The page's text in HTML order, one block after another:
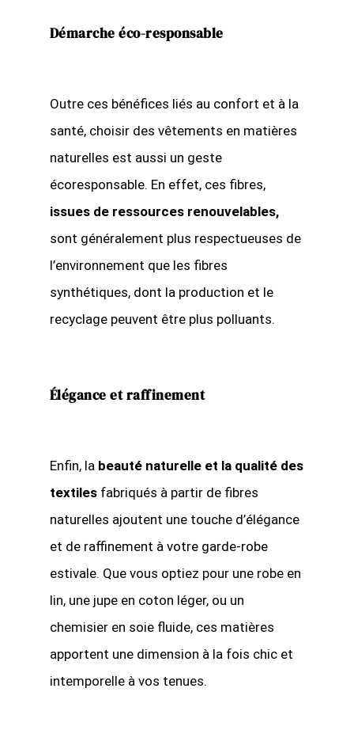
Démarche éco-responsable
Outre ces bénéfices liés au confort et à la
santé, choisir des vêtements en matières
naturelles est aussi un geste
écoresponsable. En effet, ces fibres,
issues de ressources renouvelables,
sont généralement plus respectueuses de
l’environnement que les fibres
synthétiques, dont la production et le
recyclage peuvent être plus polluants.
Élégance et raffinement
Enfin, la beauté naturelle et la qualité des
textilesfabriqués à partir de fibres
naturelles ajoutent une touche d’élégance
et de raffinement à votre garde-robe
estivale. Que vous optiez pour une robe en
lin, une jupe en coton léger, ou un
chemisier en soie fluide, ces matières
apportent une dimension à la fois chic et
intemporelle à vos tenues.